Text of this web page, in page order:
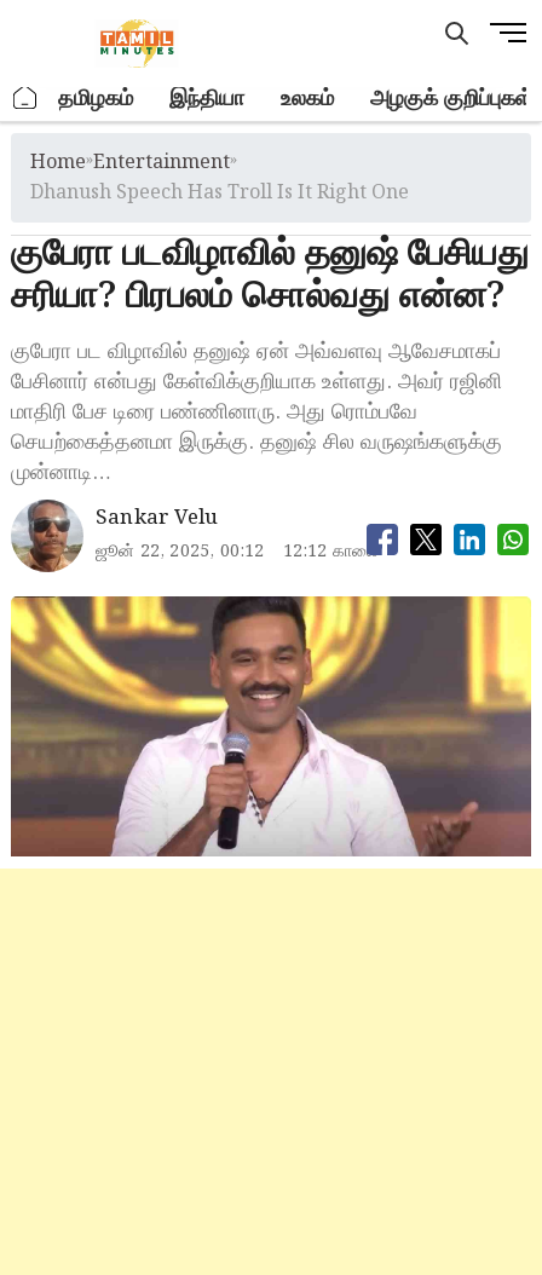
M
u
o
n
. தமிழகம் இந்தியா உலகம் அழகுக் குறிப்புகள்
Home»Entertainment»
Dhanush Speech Has Troll Is It Right One
குபேரா படவிழாவில் தனுஷ் பேசியது
சரியா? பிரபலம் சொல்வது என்ன?
குபேரா பட விழாவில் தனுஷ் ஏன் அவ்வளவு ஆவேசமாகப்
பேசினார் என்பது கேள்விக்குறியாக உள்ளது. அவர் ரஜினி
மாதிரி பேச டிரை பண்ணினாரு. அது ரொம்பவே
செயற்கைத்தனமா இருக்கு. தனுஷ் சில வருஷங்களுக்கு
முன்னாடி…
Sankar Velu
ஜூன் 22, 2025, 00:12 12:12 காலை
dhanush